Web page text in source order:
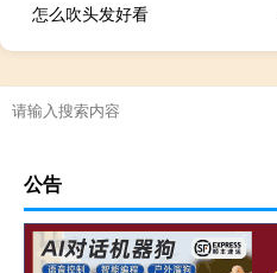
怎么吹头发好看
公告